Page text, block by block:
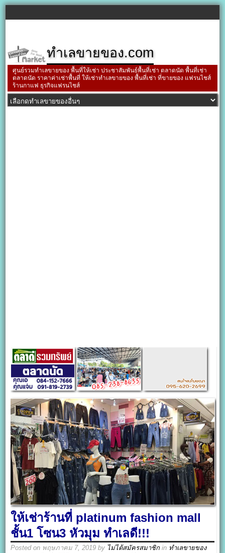
ทำเลขายของ.com
ศูนย์รวมทำเลขายของ พื้นที่ให้เช่า ประชาสัมพันธ์พื้นที่เช่า ตลาดนัด พื้นที่เช่า
ตลาดนัด ราคาค่าเช่าพื้นที่ ให้เช่าทำเลขายของ พื้นที่เช่า ที่ขายของ แฟรนไชส์
ร้านกาแฟ ธุรกิจแฟรนไชส์
ให้เช่าร้านที่ platinum fashion mall
ชั้น1 โซน3 หัวมุม ทำเลดี!!!
Posted on พฤษภาคม 7, 2019 by ไม่ได้สมัครสมาชิก in ทำเลขายของ